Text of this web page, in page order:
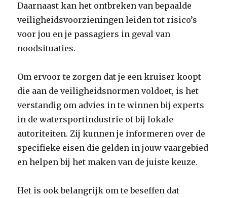
Daarnaast kan het ontbreken van bepaalde
veiligheidsvoorzieningen leiden tot risico’s
voor jou en je passagiers in geval van
noodsituaties.
Om ervoor te zorgen dat je een kruiser koopt
die aan de veiligheidsnormen voldoet, is het
verstandig om advies in te winnen bij experts
in de watersportindustrie of bij lokale
autoriteiten. Zij kunnen je informeren over de
specifieke eisen die gelden in jouw vaargebied
en helpen bij het maken van de juiste keuze.
Het is ook belangrijk om te beseffen dat